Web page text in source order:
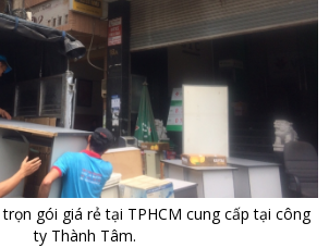
gói giá rẻ tại TPHCM cung cấp tại công
ty Thành Tâm.